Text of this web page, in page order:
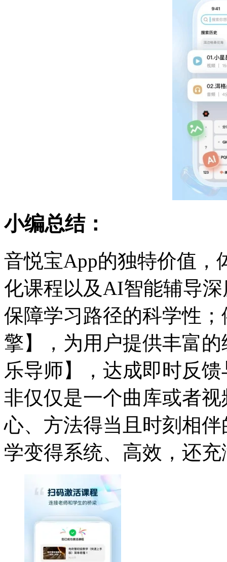
小编总结：
音悦宝App的独特价值，
化课程以及AI智能辅导
保障学习路径的科学性
擎】，为用户提供丰富
乐导师】，达成即时反
非仅仅是一个曲库或者
心、方法得当且时刻相
学变得系统、高效，还